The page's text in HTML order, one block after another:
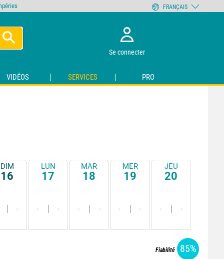
Se connecter
VIDÉOS SERVICES PRO
DIM
16
-
LUN
17
- -
MAR
18
- -
MER
19
- -
JEU
20
- -
Fiabilité 85%
FRANÇAIS